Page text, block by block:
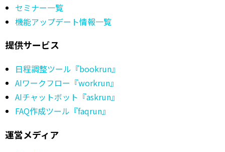
セミナー一覧
機能アップデート情報一覧
提供サービス
日程調整ツール『bookrun』
AIワークフロー『workrun』
AIチャットボット『askrun』
FAQ作成ツール『faqrun』
運営メディア